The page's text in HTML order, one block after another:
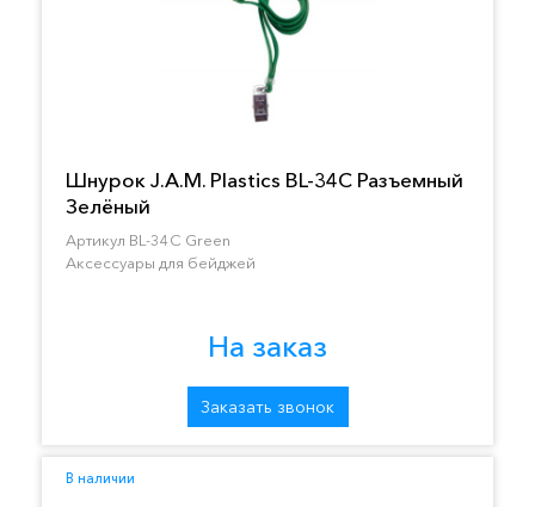
Шнурок J.A.M. Plastics BL-34C Разъемный
Зелёный
Артикул BL-34C Green
Аксессуары для бейджей
На заказ
Заказать звонок
В наличии